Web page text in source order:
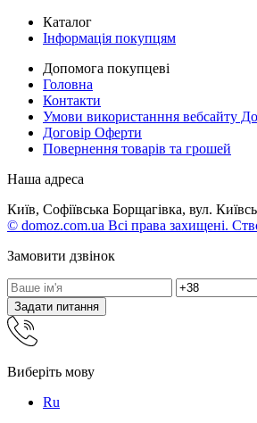
Каталог
Інформація покупцям
Допомога покупцеві
Головна
Контакти
Умови використанння вебсайту
Договір Оферти
Повернення товарів та грошей
Наша адреса
Київ, Софіївська Борщагівка, вул.
© domoz.com.ua Всі права захищені.
Замовити дзвінок
Задати питання
Виберіть мову
Ru